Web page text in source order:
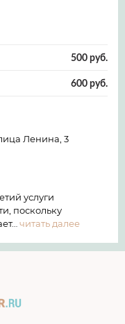
500 руб.
600 руб.
Ленина, 3
услуги
поскольку
читать далее